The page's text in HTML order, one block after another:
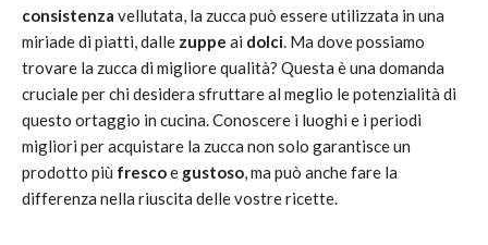
consistenza vellutata, la zucca può essere utilizzata in una
miriade di piatti, dalle zuppe ai dolci. Ma dove possiamo
trovare la zucca di migliore qualità? Questa è una domanda
cruciale per chi desidera sfruttare al meglio le potenzialità di
questo ortaggio in cucina. Conoscere i luoghi e i periodi
migliori per acquistare la zucca non solo garantisce un
prodotto più frescoe gustoso, ma può anche fare la
differenza nella riuscita delle vostre ricette.